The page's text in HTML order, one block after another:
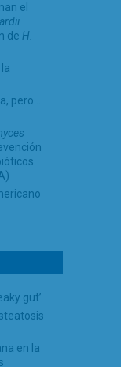
el
de H.
pero…
gut’
en la